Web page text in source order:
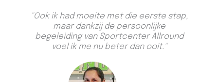
"Ook ik had moeite met die eerste stap,
maar dankzij de persoonlijke
begeleiding van Sportcenter Allround
voel ik me nu beter dan ooit."